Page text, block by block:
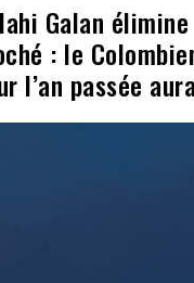
Galan
: le
l’an passée